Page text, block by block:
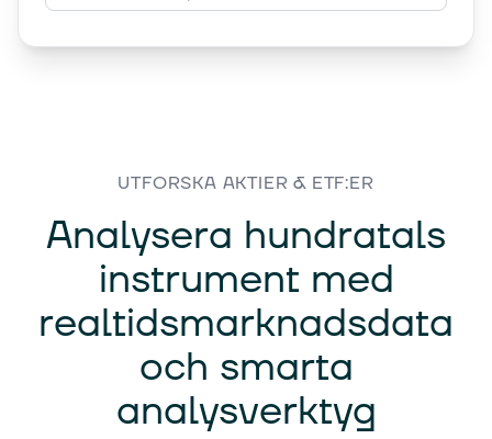
UTFORSKA AKTIER & ETF:ER
Analysera hundratals
instrument med
realtidsmarknadsdata
och smarta
analysverktyg